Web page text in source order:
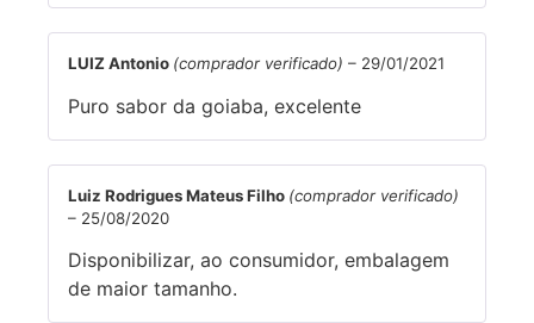
LUIZ Antonio (comprador verificado) – 29/01/2021
Puro sabor da goiaba, excelente
Luiz Rodrigues Mateus Filho (comprador verificado)
– 25/08/2020
Disponibilizar, ao consumidor, embalagem
de maior tamanho.